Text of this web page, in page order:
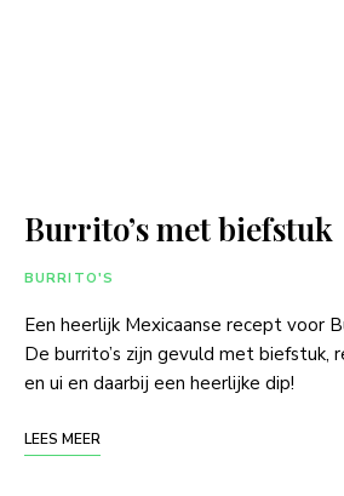
Burrito’s met biefstuk
BURRITO'S
Een heerlijk Mexicaanse recept voor
De burrito’s zijn gevuld met biefstuk,
en ui en daarbij een heerlijke dip!
LEES MEER